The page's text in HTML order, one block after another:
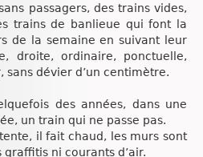
passagers, des trains vides,
trains de banlieue qui font la
de la semaine en suivant leur
droite, ordinaire, ponctuelle,
sans dévier d’un centimètre.
des années, dans une
un train qui ne passe pas.
il fait chaud, les murs sont
graffitis ni courants d’air.